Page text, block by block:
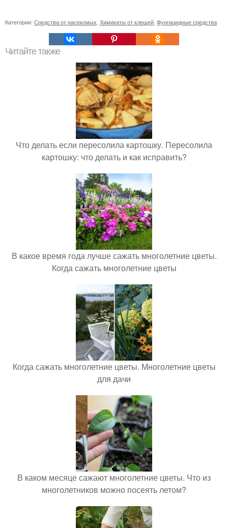
Категории: Средства от насекомых Химикаты от клещей Фунгицидные средства
Читайте также
Что делать если пересолила картошку. Пересолила
картошку: что делать и как исправить?
В какое время года лучше сажать многолетние цветы.
Когда сажать многолетние цветы
Когда сажать многолетние цветы. Многолетние цветы
для дачи
В каком месяце сажают многолетние цветы. Что из
многолетников можно посеять летом?